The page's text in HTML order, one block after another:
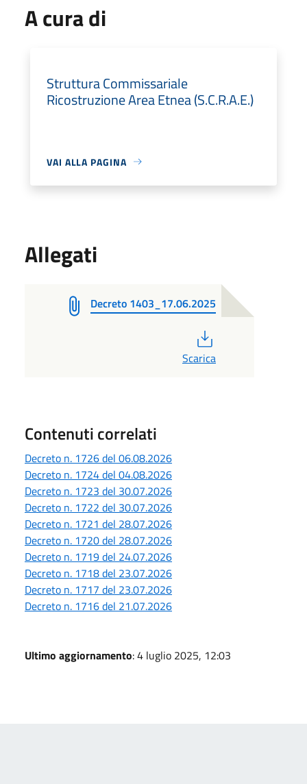
A cura di
Struttura Commissariale
Ricostruzione Area Etnea (S.C.R.A.E.)
VAI ALLA PAGINA
Allegati
Decreto 1403_17.06.2025
Scarica
Contenuti correlati
Decreto n. 1726 del 06.08.2026
Decreto n. 1724 del 04.08.2026
Decreto n. 1723 del 30.07.2026
Decreto n. 1722 del 30.07.2026
Decreto n. 1721 del 28.07.2026
Decreto n. 1720 del 28.07.2026
Decreto n. 1719 del 24.07.2026
Decreto n. 1718 del 23.07.2026
Decreto n. 1717 del 23.07.2026
Decreto n. 1716 del 21.07.2026
Ultimo aggiornamento: 4 luglio 2025, 12:03